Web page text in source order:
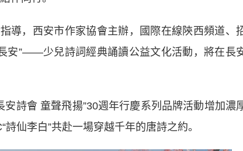
，西安市作家協會主辦，國際在線陝西頻道、
安”——少兒詩詞經典誦讀公益文化活動，將在長
詩會 童聲飛揚”30週年行慶系列品牌活動增加濃
仙李白”共赴一場穿越千年的唐詩之約。